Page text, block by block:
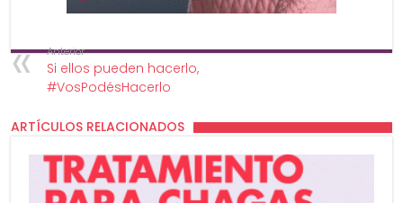
Anterior
Si ellos pueden hacerlo,
#VosPodésHacerlo
ARTÍCULOS RELACIONADOS